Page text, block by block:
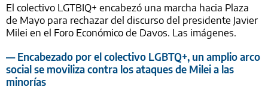
El colectivo LGTBIQ+ encabezó una marcha hacia Plaza
de Mayo para rechazar del discurso del presidente Javier
Milei en el Foro Económico de Davos. Las imágenes.
— Encabezado por el colectivo LGBTQ+, un amplio arco
social se moviliza contra los ataques de Milei a las
minorías